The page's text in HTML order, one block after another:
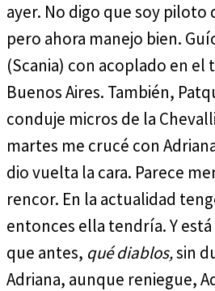
ayer. No digo que soy
pero ahora manejo bien.
(Scania) con acoplado en el
Buenos Aires. También,
conduje micros de la
martes me crucé con
dio vuelta la cara. Parece
rencor. En la actualidad
entonces ella tendría. Y
que antes, qué diablos,sin
Adriana, aunque reniegue,